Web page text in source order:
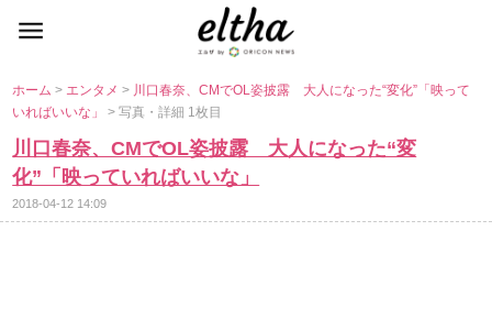
ホーム> エンタメ> 川口春奈、CMでOL姿披露 大人になった“変化”「映って
いればいいな」> 写真・詳細 1枚目
川口春奈、CMでOL姿披露 大人になった“変
化”「映っていればいいな」
2018-04-12 14:09